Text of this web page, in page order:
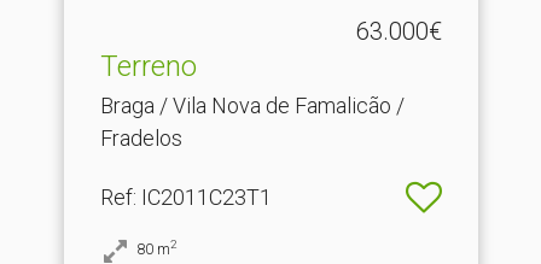
63.000€
Terreno
Braga / Vila Nova de Famalicão /
Fradelos
Ref: IC2011C23T1
80 m2